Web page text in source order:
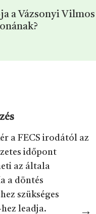
a Vázsonyi Vilmos
a FECS irodától az
időpont
az általa
a döntés
szükséges
leadja.